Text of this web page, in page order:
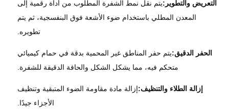
والتطوير:يتم نقل نمط الشفرة المطلوب من أداة رقمية إلى
المعدن المطلي باستخدام ضوء الأشعة فوق البنفسجية، ثم يتم
تطويره.
الحفر الدقيق:يتم حفر المناطق غير المحمية بدقة في حمام كيميائي
متحكم فيه، مما يشكل الشكل والحافة الدقيقة للشفرة.
إزالة الطلاء والتنظيف:إزالة مادة مقاومة الضوء المتبقية وتنظيف
الأجزاء جيدًا.